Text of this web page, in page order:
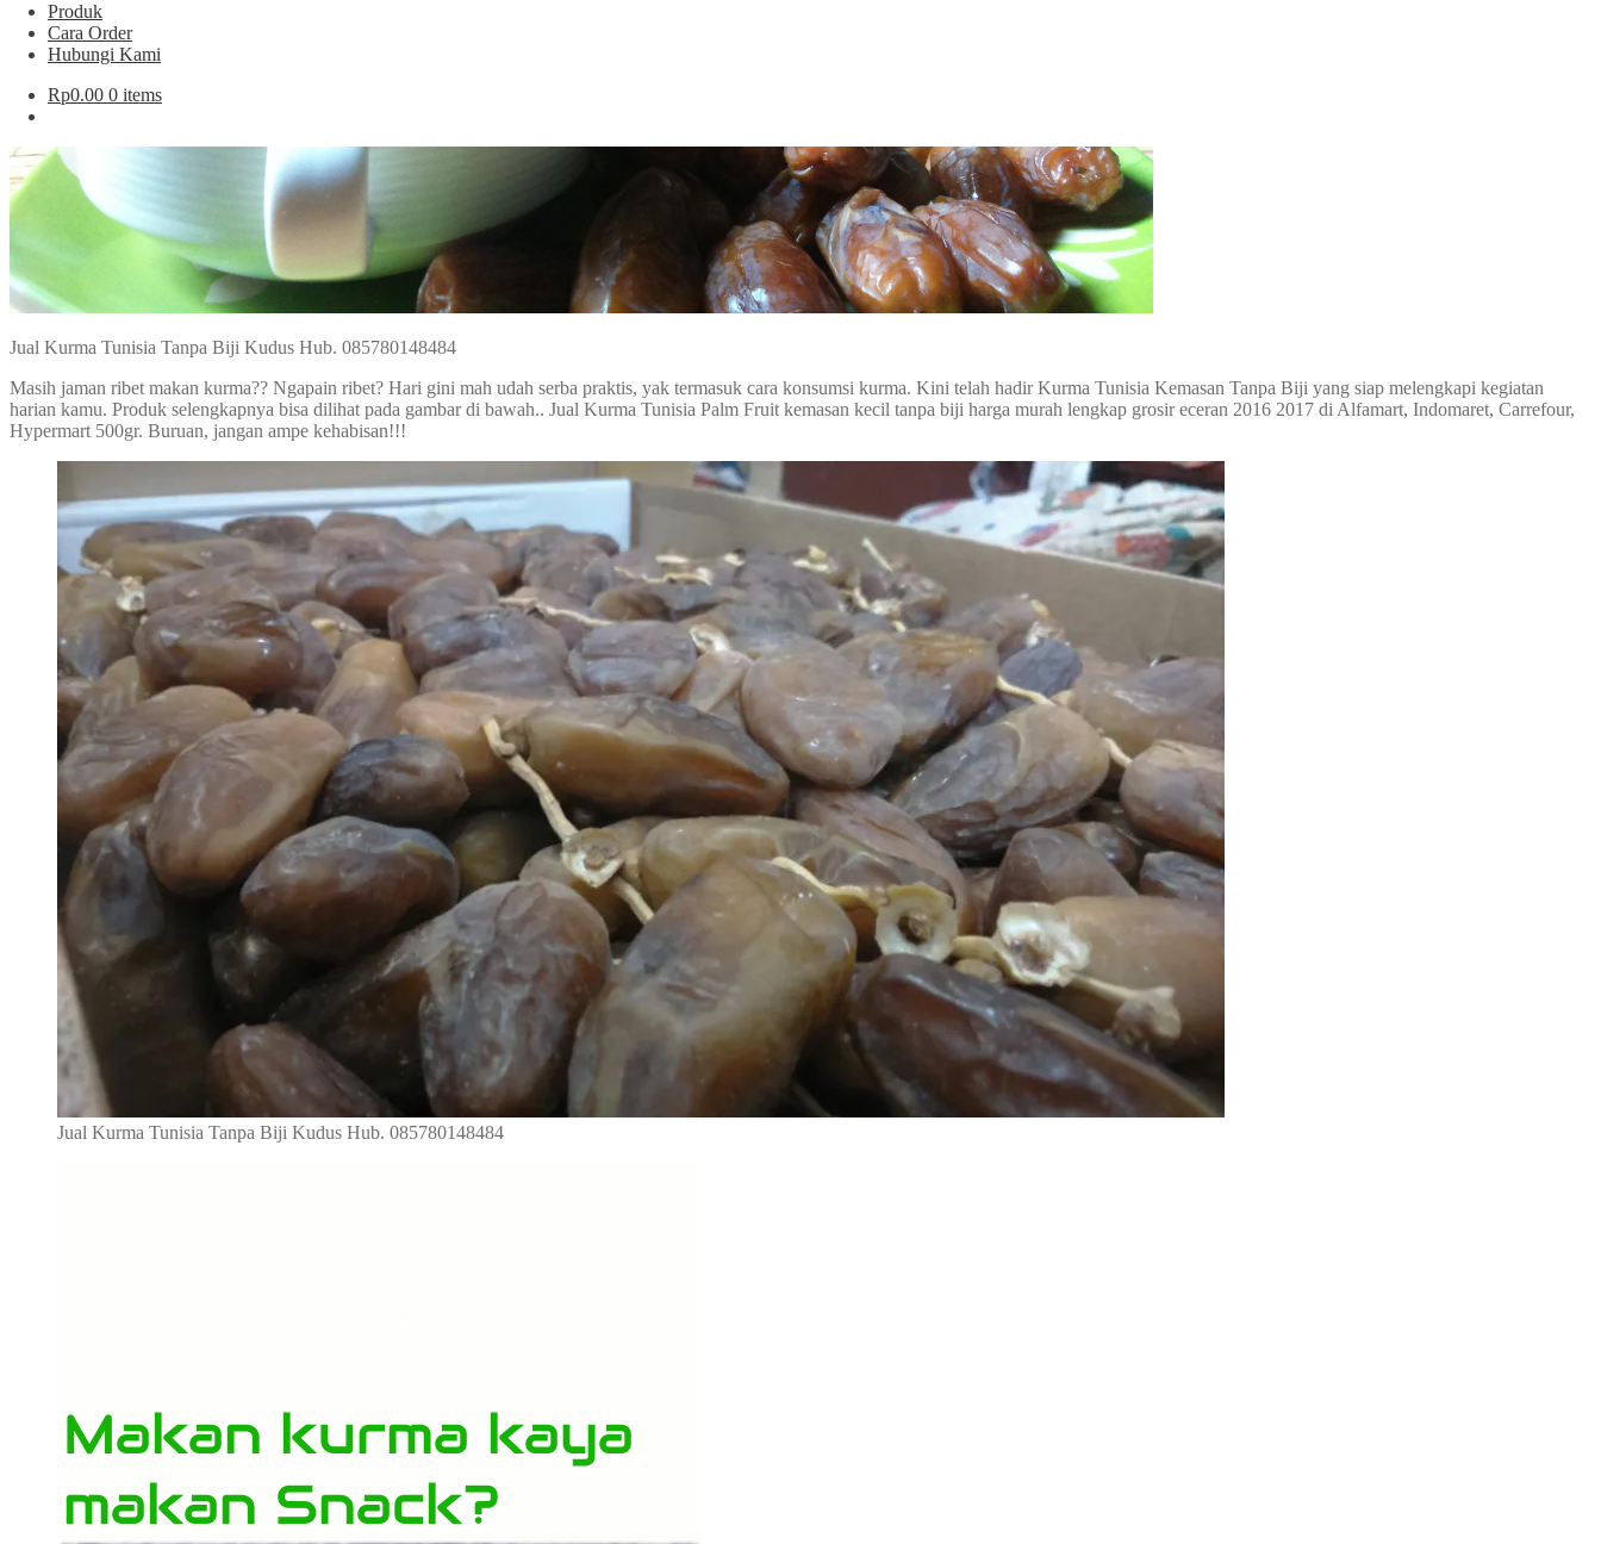
Produk
Cara Order
Hubungi Kami
Rp0.00 0 items
Jual Kurma Tunisia Tanpa Biji Kudus Hub. 085780148484
Masih jaman ribet makan kurma?? Ngapain ribet? Hari gini mah udah serba praktis, yak termasuk cara konsumsi kurma. Kini telah hadir Kurma Tunisia Kemasan Tanpa Biji yang siap melengkapi kegiatan
harian kamu. Produk selengkapnya bisa dilihat pada gambar di bawah.. Jual Kurma Tunisia Palm Fruit kemasan kecil tanpa biji harga murah lengkap grosir eceran 2016 2017 di Alfamart, Indomaret, Carrefour,
Hypermart 500gr. Buruan, jangan ampe kehabisan!!!
Jual Kurma Tunisia Tanpa Biji Kudus Hub. 085780148484